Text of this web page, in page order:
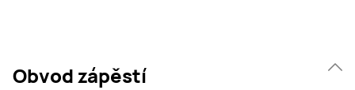
Obvod zápěstí